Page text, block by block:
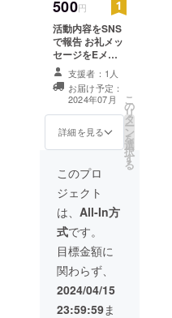
500円
活動内容をSNS
で報告 お礼メッ
セージをEメー
ルにて送付
支援者：1人
お届け予定：
2024年07月
詳細を見る
こ
の
リ
タ
ー
ン
を
選
択
す
る
このプロ
ジェクト
は、 All-In方
式です。
目標金額に
関わらず、
2024/04/15
23:59:59ま